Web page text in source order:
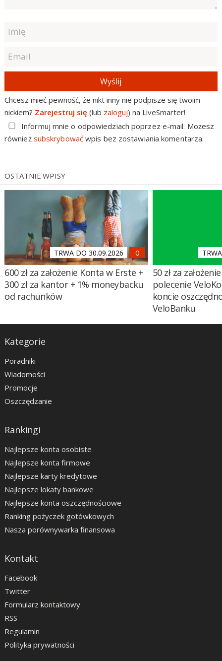
Wyślij
Chcesz mieć pewność, że nikt inny nie podpisze się twoim
nickiem? Zarejestruj się (lub zaloguj) na LiveSmarter!
Informuj mnie o odpowiedziach poprzez e-mail. Możesz
również subskrybowaćwpis bez zostawiania komentarza.
OSTATNIE WPISY
TRWA DO 30.09.2026
600 zł za założenie Konta w Erste +
300 zł za kantor + 1% moneybacku
od rachunków
50 zł za
polecenie
koncie
VeloBanku
Kategorie
Poradniki
Wiadomości
Promocje
Oszczędzanie
Rankingi
Najlepsze konta osobiste
Najlepsze konta firmowe
Najlepsze karty kredytowe
Najlepsze lokaty bankowe
Najlepsze konta oszczędnościowe
Ranking pożyczek gotówkowych
Nasza porównywarka finansowa
Kontakt
Facebook
Twitter
Formularz kontaktowy
RSS
Regulamin
Polityka prywatności